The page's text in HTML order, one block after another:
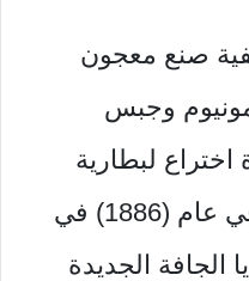
صنع معجون
وجبس
لبطارية
“الخلية الجافة” الجديدة في عام (1886) في
الجافة الجديدة